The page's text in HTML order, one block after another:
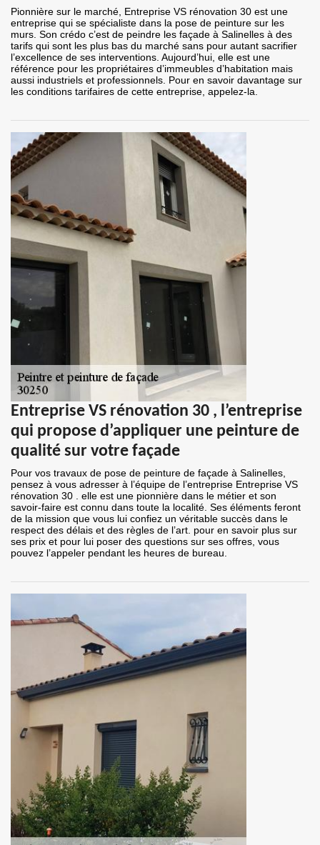
Pionnière sur le marché, Entreprise VS rénovation 30 est une
entreprise qui se spécialiste dans la pose de peinture sur les
murs. Son crédo c’est de peindre les façade à Salinelles à des
tarifs qui sont les plus bas du marché sans pour autant sacrifier
l’excellence de ses interventions. Aujourd’hui, elle est une
référence pour les propriétaires d’immeubles d’habitation mais
aussi industriels et professionnels. Pour en savoir davantage sur
les conditions tarifaires de cette entreprise, appelez-la.
Entreprise VS rénovation 30 , l’entreprise
qui propose d’appliquer une peinture de
qualité sur votre façade
Pour vos travaux de pose de peinture de façade à Salinelles,
pensez à vous adresser à l’équipe de l’entreprise Entreprise VS
rénovation 30 . elle est une pionnière dans le métier et son
savoir-faire est connu dans toute la localité. Ses éléments feront
de la mission que vous lui confiez un véritable succès dans le
respect des délais et des règles de l’art. pour en savoir plus sur
ses prix et pour lui poser des questions sur ses offres, vous
pouvez l’appeler pendant les heures de bureau.